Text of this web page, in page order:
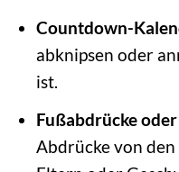
Countdown-
abknipsen oder
ist.
Fußabdrücke
Abdrücke von